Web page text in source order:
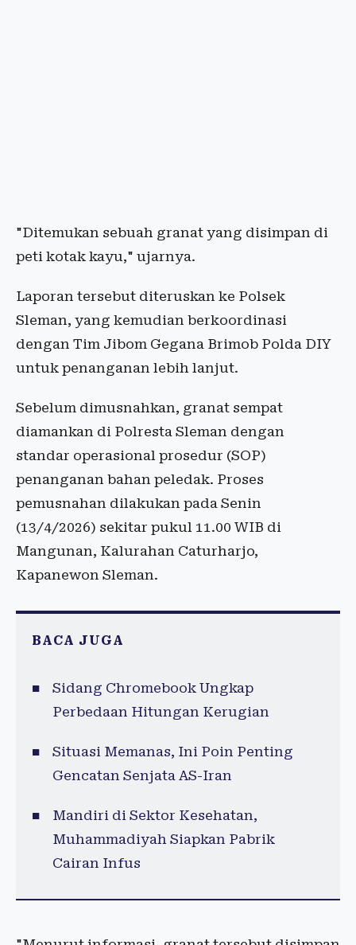
"Ditemukan sebuah granat yang disimpan di
peti kotak kayu," ujarnya.
Laporan tersebut diteruskan ke Polsek
Sleman, yang kemudian berkoordinasi
dengan Tim Jibom Gegana Brimob Polda DIY
untuk penanganan lebih lanjut.
Sebelum dimusnahkan, granat sempat
diamankan di Polresta Sleman dengan
standar operasional prosedur (SOP)
penanganan bahan peledak. Proses
pemusnahan dilakukan pada Senin
(13/4/2026) sekitar pukul 11.00 WIB di
Mangunan, Kalurahan Caturharjo,
Kapanewon Sleman.
BACA JUGA
Sidang Chromebook Ungkap
Perbedaan Hitungan Kerugian
Situasi Memanas, Ini Poin Penting
Gencatan Senjata AS-Iran
Mandiri di Sektor Kesehatan,
Muhammadiyah Siapkan Pabrik
Cairan Infus